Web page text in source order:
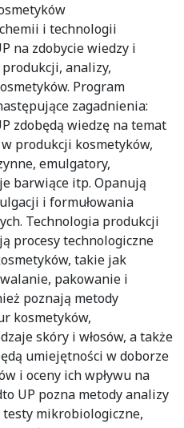
i technologii
na zdobycie wiedzy i
analizy,
Program
zagadnienia:
zdobędą wiedzę na temat
produkcji kosmetyków,
emulgatory,
barwiące itp. Opanują
i formułowania
Technologia produkcji
procesy technologiczne
takie jak
pakowanie i
poznają metody
kosmetyków,
skóry i włosów, a także
umiejętności w doborze
i oceny ich wpływu na
UP pozna metody analizy
mikrobiologiczne,